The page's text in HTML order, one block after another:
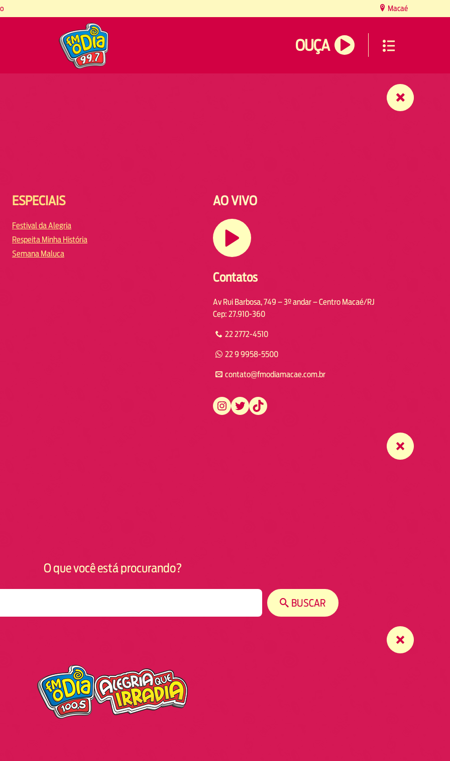
Macaé
OUÇA
ESPECIAIS
Festival da Alegria
Respeita Minha História
Semana Maluca
AO VIVO
Contatos
Av Rui Barbosa, 749 – 3º andar – Centro Macaé/RJ
Cep: 27.910-360
22 2772-4510
22 9 9958-5500
contato@fmodiamacae.com.br
https://www.instagram.com/fmodia.macae/ https://twitter.com/fmodia.macae/ https://www.tiktok.com/@fmodia.macae
O que você está procurando?
BUSCAR